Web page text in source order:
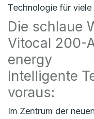
Technologie für
Die schlaue
Vitocal 200-
energy
Intelligente
voraus:
Im Zentrum der